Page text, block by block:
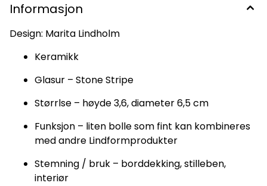
Informasjon
Design: Marita Lindholm
Keramikk
Glasur – Stone Stripe
Størrlse – høyde 3,6, diameter 6,5 cm
Funksjon – liten bolle som fint kan kombineres
med andre Lindformprodukter
Stemning / bruk – borddekking, stilleben,
interiør